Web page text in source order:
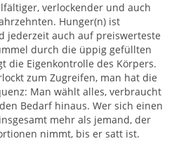
verlockender und auch
Hunger(n) ist
jederzeit auch auf preiswerteste
durch die üppig gefüllten
die Eigenkontrolle des Körpers.
zum Zugreifen, man hat die
Man wählt alles, verbraucht
Bedarf hinaus. Wer sich einen
mehr als jemand, der
nimmt, bis er satt ist.